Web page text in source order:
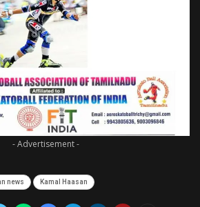
- Advertisement -
news Kamal Haasan